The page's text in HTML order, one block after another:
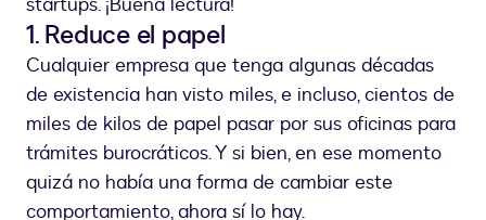
1. Reduce el papel
Cualquier empresa que tenga algunas décadas
de existencia han visto miles, e incluso, cientos de
miles de kilos de papel pasar por sus oficinas para
trámites burocráticos. Y si bien, en ese momento
quizá no había una forma de cambiar este
comportamiento, ahora sí lo hay.